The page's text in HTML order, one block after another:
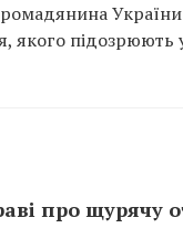
якого
про щурячу